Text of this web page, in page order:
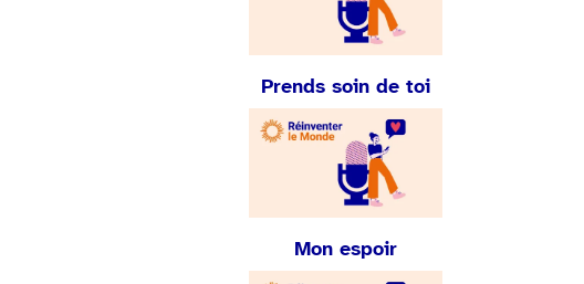
Prends soin de toi
Mon espoir